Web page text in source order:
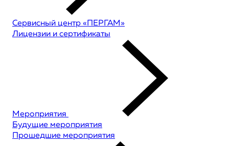
Сервисный центр «ПЕРГАМ»
Лицензии и сертификаты
Мероприятия
Будущие мероприятия
Прошедшие мероприятия